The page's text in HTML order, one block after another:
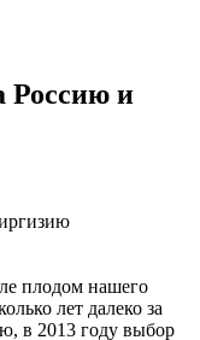
Россию и
плодом нашего
лет далеко за
в 2013 году выбор